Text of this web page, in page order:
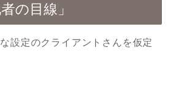
の目線」
設定のクライアントさんを仮定